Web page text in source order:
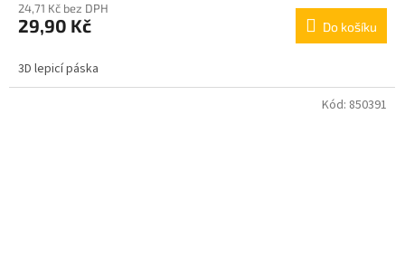
24,71 Kč bez DPH
29,90 Kč Do košíku
3D lepicí páska
Kód: 850391